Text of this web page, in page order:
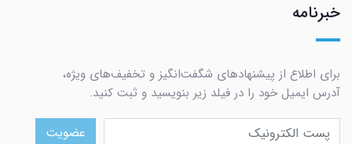
خبرنامه
برای اطلاع از پیشنهادهای شگفت‌انگیز و تخفیف‌های ویژه،
آدرس ایمیل خود را در فیلد زیر بنویسید و ثبت کنید.
عضویت